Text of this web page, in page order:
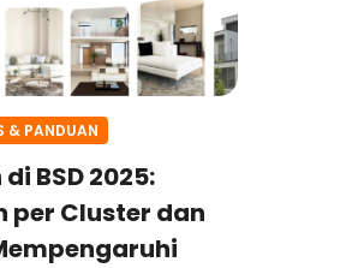
& PANDUAN
BSD 2025:
per Cluster dan